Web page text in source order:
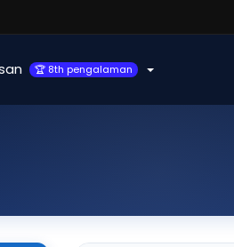
🏆 8th pengalaman